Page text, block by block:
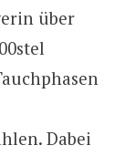
über
Dabei